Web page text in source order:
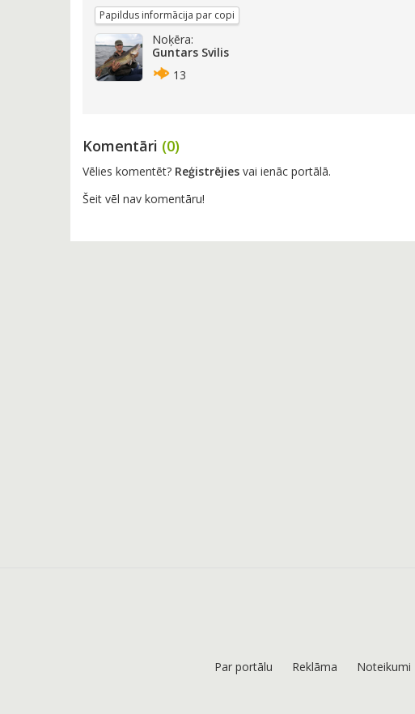
Papildus informācija par copi
Noķēra:
Guntars Svilis
13
Komentāri (0)
Vēlies komentēt? Reģistrējies vai ienāc portālā.
Šeit vēl nav komentāru!
Par portālu Reklāma Noteikumi